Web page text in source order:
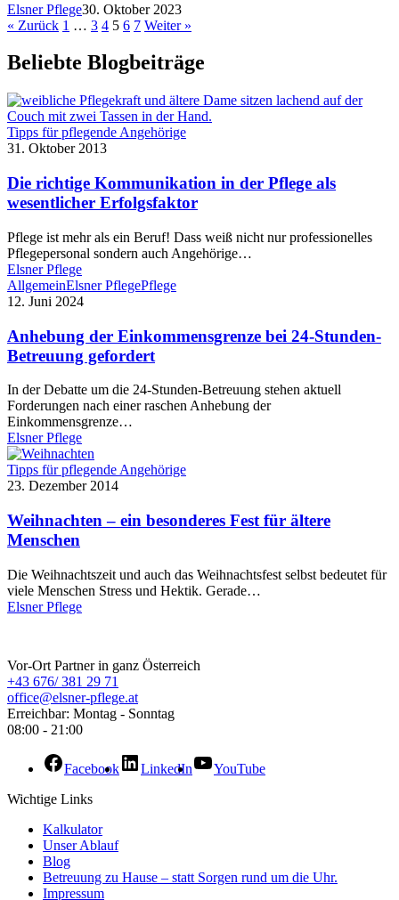
Elsner Pflege30. Oktober 2023
« Zurück 1 … 3 4 5 6 7 Weiter »
Beliebte Blogbeiträge
Tipps für pflegende Angehörige
31. Oktober 2013
Die richtige Kommunikation in der Pflege als
wesentlicher Erfolgsfaktor
Pflege ist mehr als ein Beruf! Dass weiß nicht nur professionelles
Pflegepersonal sondern auch Angehörige…
Elsner Pflege
AllgemeinElsner PflegePflege
12. Juni 2024
Anhebung der Einkommensgrenze bei 24-Stunden-
Betreuung gefordert
In der Debatte um die 24-Stunden-Betreuung stehen aktuell
Forderungen nach einer raschen Anhebung der
Einkommensgrenze…
Elsner Pflege
Tipps für pflegende Angehörige
23. Dezember 2014
Weihnachten – ein besonderes Fest für ältere
Menschen
Die Weihnachtszeit und auch das Weihnachtsfest selbst bedeutet für
viele Menschen Stress und Hektik. Gerade…
Elsner Pflege
Vor-Ort Partner in ganz Österreich
+43 676/ 381 29 71
office@elsner-pflege.at
Erreichbar: Montag - Sonntag
08:00 - 21:00
Facebook LinkedIn
YouTube
Wichtige Links
Kalkulator
Unser Ablauf
Blog
Betreuung zu Hause – statt Sorgen rund um die Uhr.
Impressum